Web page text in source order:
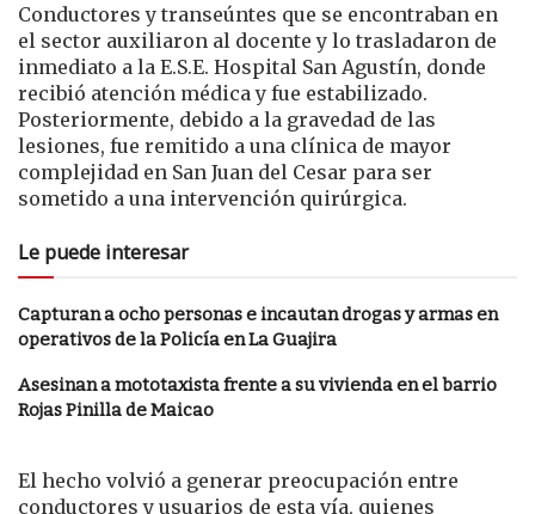
Conductores y transeúntes que se encontraban en
el sector auxiliaron al docente y lo trasladaron de
inmediato a la E.S.E. Hospital San Agustín, donde
recibió atención médica y fue estabilizado.
Posteriormente, debido a la gravedad de las
lesiones, fue remitido a una clínica de mayor
complejidad en San Juan del Cesar para ser
sometido a una intervención quirúrgica.
Le puede interesar
Capturan a ocho personas e incautan drogas y armas en
operativos de la Policía en La Guajira
Asesinan a mototaxista frente a su vivienda en el barrio
Rojas Pinilla de Maicao
El hecho volvió a generar preocupación entre
conductores y usuarios de esta vía, quienes